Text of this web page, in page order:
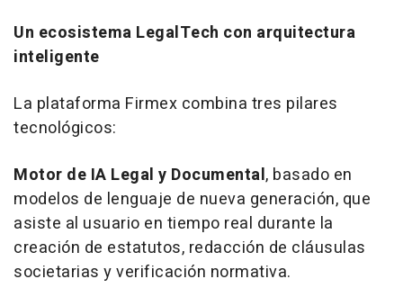
Un ecosistema LegalTech con arquitectura
inteligente
La plataforma Firmex combina tres pilares
tecnológicos:
Motor de IA Legal y Documental, basado en
modelos de lenguaje de nueva generación, que
asiste al usuario en tiempo real durante la
creación de estatutos, redacción de cláusulas
societarias y verificación normativa.